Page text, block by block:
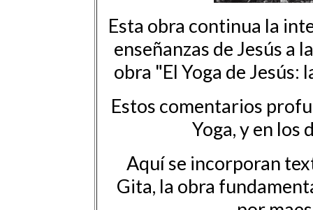
Esta obra continua la
enseñanzas de Jesús a
obra "El Yoga de Jesús:
Estos comentarios
Yoga, y en los
Aquí se incorporan
Gita, la obra